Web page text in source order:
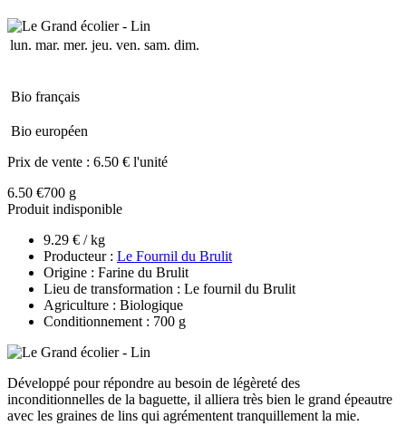
lun. mar. mer. jeu. ven. sam. dim.
Bio français
Bio européen
Prix de vente : 6.50 € l'unité
6.50 €700 g
Produit indisponible
9.29 € / kg
Producteur : Le Fournil du Brulit
Origine : Farine du Brulit
Lieu de transformation : Le fournil du Brulit
Agriculture : Biologique
Conditionnement : 700 g
Développé pour répondre au besoin de légèreté des
inconditionnelles de la baguette, il alliera très bien le grand épeautre
avec les graines de lins qui agrémentent tranquillement la mie.